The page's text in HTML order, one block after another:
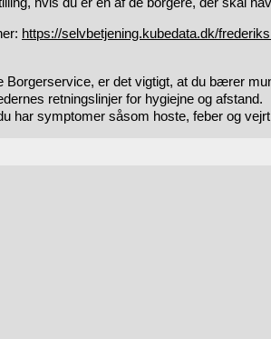
https://selvbetjening.kubedata.dk/
Borgerservice, er det vigtigt, at du bærer
retningslinjer for hygiejne og afstand.
har symptomer såsom hoste, feber og